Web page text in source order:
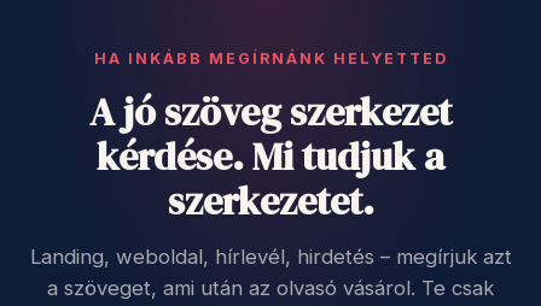
HA INKÁBB MEGÍRNÁNK HELYETTED
A jó szöveg szerkezet
kérdése. Mi tudjuk a
szerkezetet.
Landing, weboldal, hírlevél, hirdetés – megírjuk azt
a szöveget, ami után az olvasó vásárol. Te csak